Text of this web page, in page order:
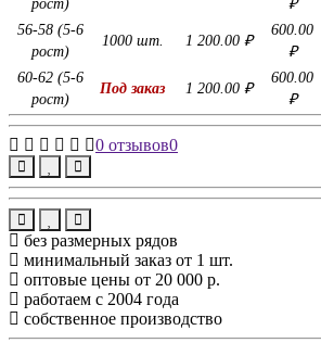
рост)
₽
56-58 (5-6
рост)
1000 шт. 1 200.00 ₽
600.00
₽
60-62 (5-6
рост)
Под заказ 1 200.00 ₽
600.00
₽
0 отзывов0
без размерных рядов
минимальный заказ от 1 шт.
оптовые цены от 20 000 р.
работаем с 2004 года
собственное производство